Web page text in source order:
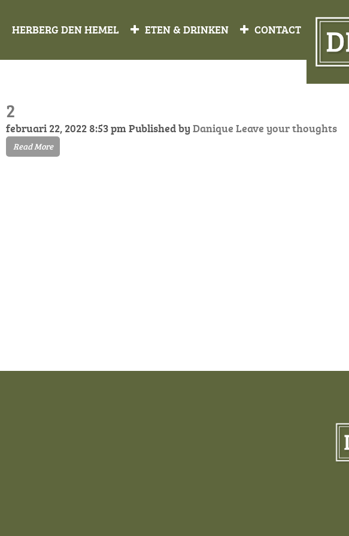
HERBERG DEN HEMEL ETEN & DRINKEN CONTACT
2
februari 22, 2022 8:53 pm Published by Danique Leave your thoughts
Read More